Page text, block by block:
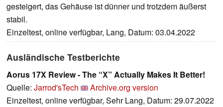
gesteigert, das Gehäuse ist dünner und trotzdem äußerst
stabil.
Einzeltest, online verfügbar, Lang, Datum: 03.04.2022
Ausländische Testberichte
Aorus 17X Review - The “X” Actually Makes It Better!
Quelle: Jarrod'sTech
Archive.org version
Einzeltest, online verfügbar, Sehr Lang, Datum: 29.07.2022